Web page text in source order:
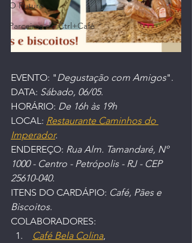
O Futuro
Parceiros do Ctrl+Café
EVENTO: "Degustação com Amigos".
DATA: Sábado, 06/05.
HORÁRIO: De 16h às 19h
LOCAL: Restaurante Caminhos do
Imperador.
ENDEREÇO: Rua Alm. Tamandaré, Nº
1000 - Centro - Petrópolis - RJ - CEP
25610-040.
ITENS DO CARDÁPIO: Café, Pães e
Biscoitos.
COLABORADORES:
Café Bela Colina,